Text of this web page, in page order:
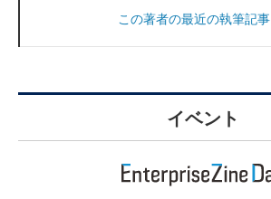
この著者の最近の執筆記事
イベント